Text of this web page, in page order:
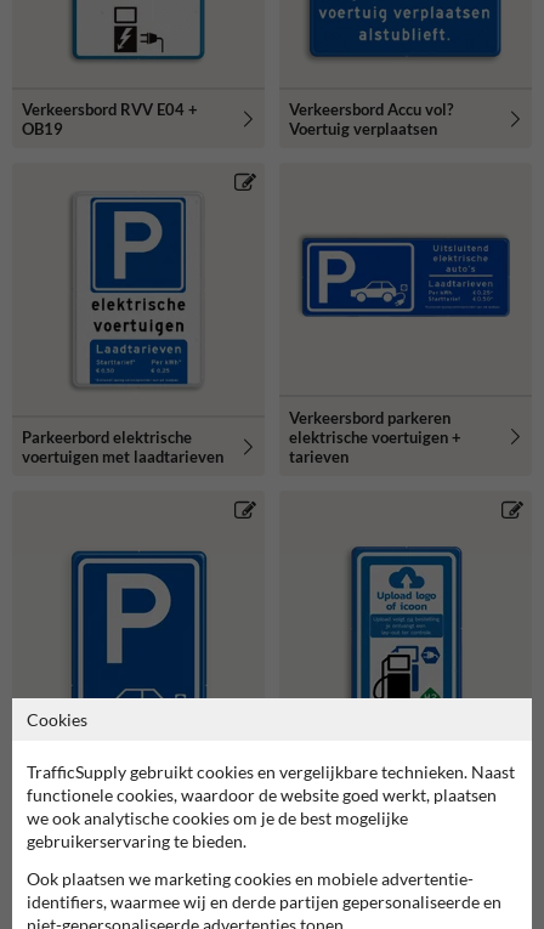
Verkeersbord RVV E04 +
OB19
Verkeersbord Accu vol?
Voertuig verplaatsen
Parkeerbord elektrische
voertuigen met laadtarieven
Verkeersbord parkeren
elektrische voertuigen +
tarieven
Verkeersbord parkeren
Verkeersbord RVV
BW101_SP19 met pijl en
Cookies
TrafficSupply gebruikt cookies en vergelijkbare technieken. Naast
functionele cookies, waardoor de website goed werkt, plaatsen
we ook analytische cookies om je de best mogelijke
gebruikerservaring te bieden.
Ook plaatsen we marketing cookies en mobiele advertentie-
identifiers, waarmee wij en derde partijen gepersonaliseerde en
niet-gepersonaliseerde advertenties tonen